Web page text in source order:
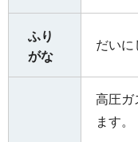
ふり
がな
だいに
高圧ガ
ます。